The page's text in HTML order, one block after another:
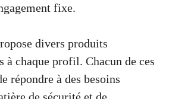
fixe.
divers produits
à chaque profil. Chacun de ces
répondre à des besoins